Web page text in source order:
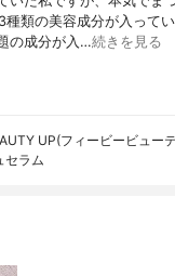
種類の美容成分が入って
の成分が入…続きを見る
UP(フィービービュー
セラム